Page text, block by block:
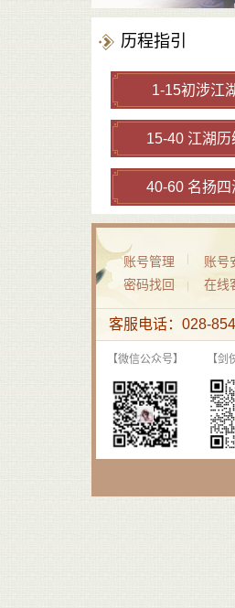
历程指引
1-15初涉江
15-40 江湖历
40-60 名扬四
账号管理
账号
密码找回
在线
客服电话：028-
【微信公众号】 【剑